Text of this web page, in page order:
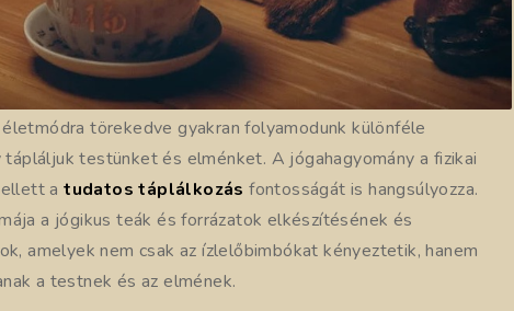
törekedve gyakran folyamodunk különféle
testünket és elménket. A jógahagyomány a fizikai
atudatos táplálkozás fontosságát is hangsúlyozza.
a jógikus teák és forrázatok elkészítésének és
amelyek nem csak az ízlelőbimbókat kényeztetik, hanem
a testnek és az elmének.